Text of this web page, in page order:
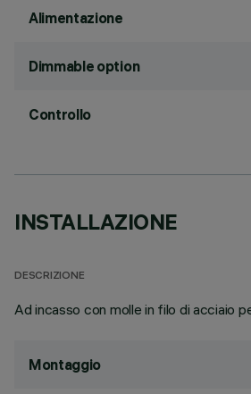
Alimentazione
Dimmable option
Controllo
INSTALLAZIONE
DESCRIZIONE
Ad incasso con molle in filo di acciaio
Montaggio